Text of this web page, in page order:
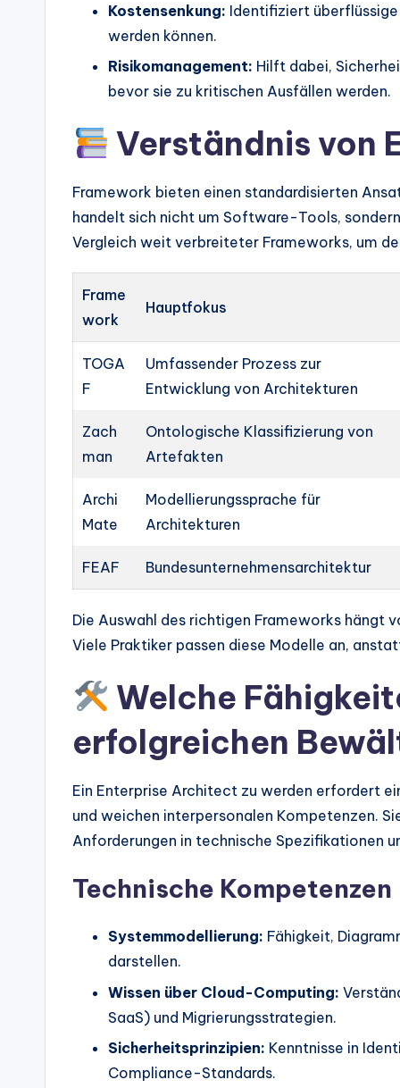
Kostensenkung: Identifiziert
werden können.
Risikomanagement: Hilft dabei,
bevor sie zu kritischen Ausfällen werden.
Verständnis von
Framework bieten einen standardisierten
handelt sich nicht um Software-Tools,
Vergleich weit verbreiteter Frameworks, um
Frame
work
Hauptfokus
TOGA
F
Umfassender Prozess zur
Entwicklung von Architekturen
Zach
man
Ontologische Klassifizierung von
Artefakten
Archi
Mate
Modellierungssprache für
Architekturen
FEAF Bundesunternehmensarchitektur
Die Auswahl des richtigen Frameworks hängt
Viele Praktiker passen diese Modelle an,
Welche
erfolgreichen
Ein Enterprise Architect zu werden erfordert
und weichen interpersonalen Kompetenzen.
Anforderungen in technische Spezifikationen
Technische Kompetenzen
Systemmodellierung: Fähigkeit,
darstellen.
Wissen über Cloud-Computing:
SaaS) und Migrierungsstrategien.
Sicherheitsprinzipien: Kenntnisse in
Compliance-Standards.